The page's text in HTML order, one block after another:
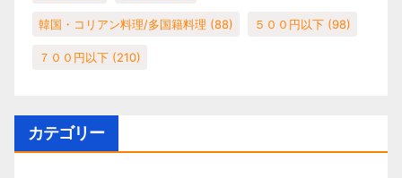
韓国・コリアン料理/多国籍料理 (88) ５００円以下 (98)
７００円以下 (210)
カテゴリー